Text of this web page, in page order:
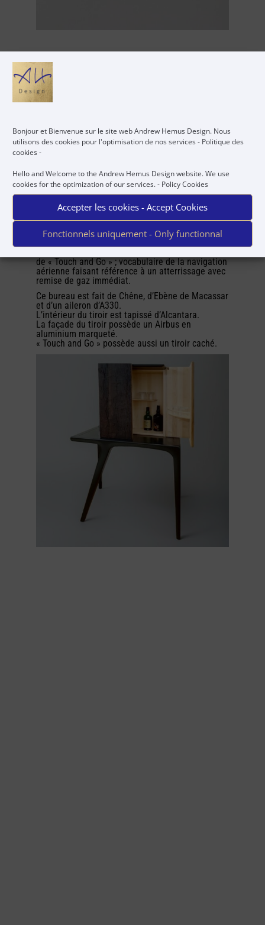
Bonjour et Bienvenue sur le site web Andrew Hemus Design. Nous
utilisons des cookies pour l'optimisation de nos services - Politique des
cookies-
Hello and Welcome to the Andrew Hemus Design website. We use
cookies for the optimization of our services. - Policy Cookies
Accepter les cookies - Accept Cookies
Fonctionnels uniquement - Only functionnal
Bureau Touch and Go
J’ai collaboré à plusieurs reprises avec Airbus afin
de créer du mobilier unique incluant des pièces
d’avion A330. Le choix des pièces ainsi que le
design étaient à mon entière discrétion. Carte
blanche !
de « Touch and Go » ; vocabulaire de la navigation
aérienne faisant référence à un atterrissage avec
remise de gaz immédiat.
Ce bureau est fait de Chêne, d’Ebène de Macassar
et d’un aileron d’A330.
L’intérieur du tiroir est tapissé d’Alcantara.
La façade du tiroir possède un Airbus en
aluminium marqueté.
« Touch and Go » possède aussi un tiroir caché.